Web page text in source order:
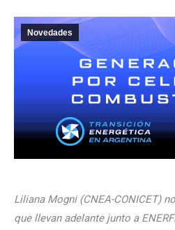
Novedades
Liliana Mogni (CNEA-CONICET)
que llevan adelante junto a